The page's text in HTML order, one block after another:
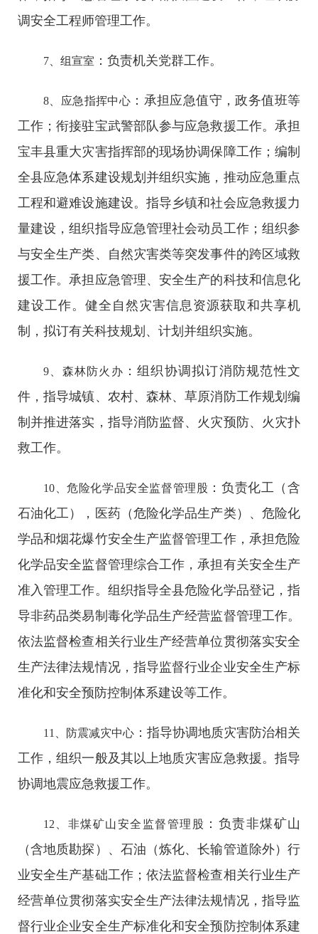
调安全工程师管理工作。
7、组宣室 ：负责机关党群工作。
8、应急指挥中心 ：承担应急值守，政务值班等
工作；衔接驻宝武警部队参与应急救援工作。承担
宝丰县重大灾害指挥部的现场协调保障工作；编制
全县应急体系建设规划并组织实施，推动应急重点
工程和避难设施建设。指导乡镇和社会应急救援力
量建设，组织指导应急管理社会动员工作；组织参
与安全生产类、自然灾害类等突发事件的跨区域救
援工作。承担应急管理、安全生产的科技和信息化
建设工作。健全自然灾害信息资源获取和共享机
制，拟订有关科技规划、计划并组织实施。
9、森林防火办 ：组织协调拟订消防规范性文
件，指导城镇、农村、森林、草原消防工作规划编
制并推进落实，指导消防监督、火灾预防、火灾扑
救工作。
10、危险化学品安全监督管理股 ：负责化工（含
石油化工），医药（危险化学品生产类）、危险化
学品和烟花爆竹安全生产监督管理工作，承担危险
化学品安全监督管理综合工作，承担有关安全生产
准入管理工作。组织指导全县危险化学品登记，指
导非药品类易制毒化学品生产经营监督管理工作。
依法监督检查相关行业生产经营单位贯彻落实安全
生产法律法规情况，指导监督行业企业安全生产标
准化和安全预防控制体系建设等工作。
11、防震减灾中心 ：指导协调地质灾害防治相关
工作，组织一般及其以上地质灾害应急救援。指导
协调地震应急救援工作。
12、非煤矿山安全监督管理股 ：负责非煤矿山
（含地质勘探）、石油（炼化、长输管道除外）行
业安全生产基础工作；依法监督检查相关行业生产
经营单位贯彻落实安全生产法律法规情况，指导监
督行业企业安全生产标准化和安全预防控制体系建